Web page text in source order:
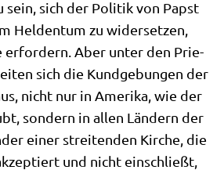
sein, sich der Poli­tik von Papst
Hel­den­tum zu wider­set­zen,
erfor­dern. Aber unter den Prie­
sich die Kund­ge­bun­gen der
nicht nur in Ame­ri­ka, wie der
son­dern in allen Län­dern der
einer strei­ten­den Kir­che, die
und nicht ein­schließt,